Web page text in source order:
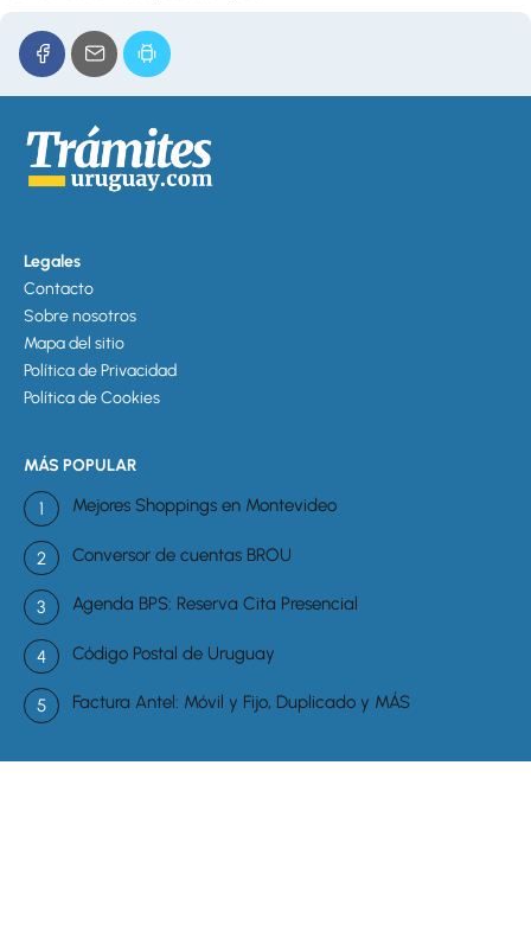
Legales
Contacto
Sobre nosotros
Mapa del sitio
Política de Privacidad
Política de Cookies
MÁS POPULAR
Mejores Shoppings en Montevideo
Conversor de cuentas BROU
Agenda BPS: Reserva Cita Presencial
Código Postal de Uruguay
Factura Antel: Móvil y Fijo, Duplicado y MÁS